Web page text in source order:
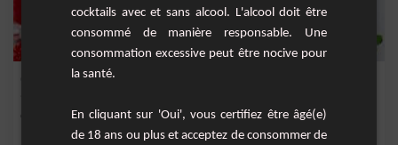
Granita Fraise golden
Cocktail granité savoureux au bon goût de fraise et de maracujà.
cocktails avec et sans alcool. L'alcool doit être
consommé de manière responsable. Une
consommation excessive peut être nocive pour
la santé.
En cliquant sur 'Oui', vous certifiez être âgé(e)
de 18 ans ou plus et acceptez de consommer de